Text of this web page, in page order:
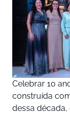
Celebrar 10
construída
dessa década,